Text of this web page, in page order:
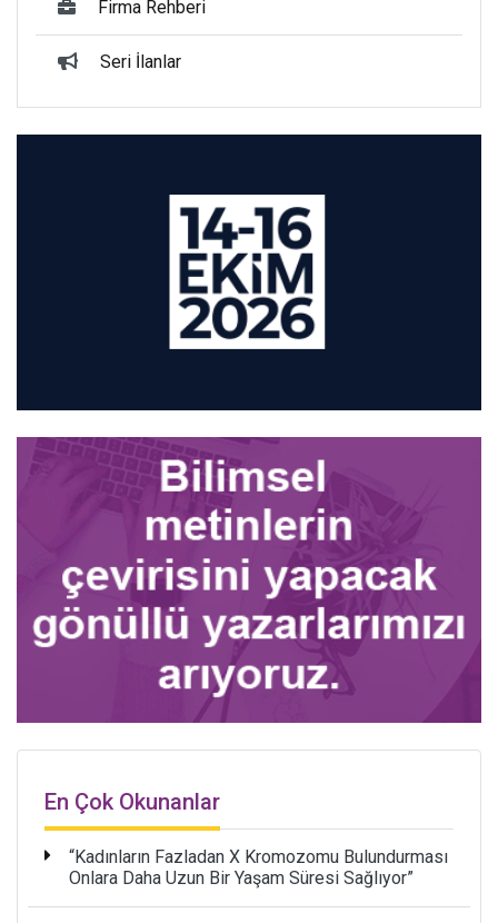
Firma Rehberi
Seri İlanlar
En Çok Okunanlar
“Kadınların Fazladan X Kromozomu Bulundurması
Onlara Daha Uzun Bir Yaşam Süresi Sağlıyor”